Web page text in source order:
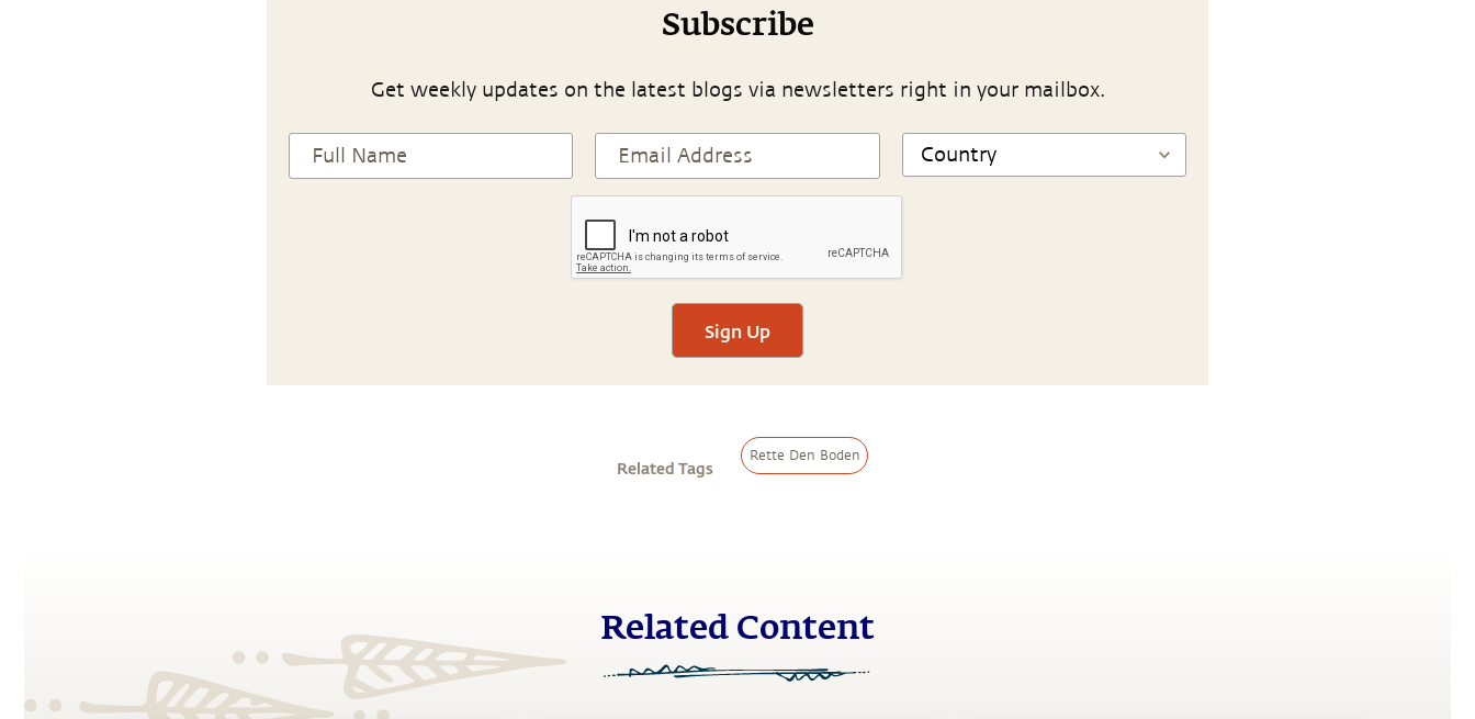
Subscribe
Get weekly updates on the latest blogs via newsletters right in your mailbox.
Sign Up
Related Tags
Rette Den Boden
Related Content